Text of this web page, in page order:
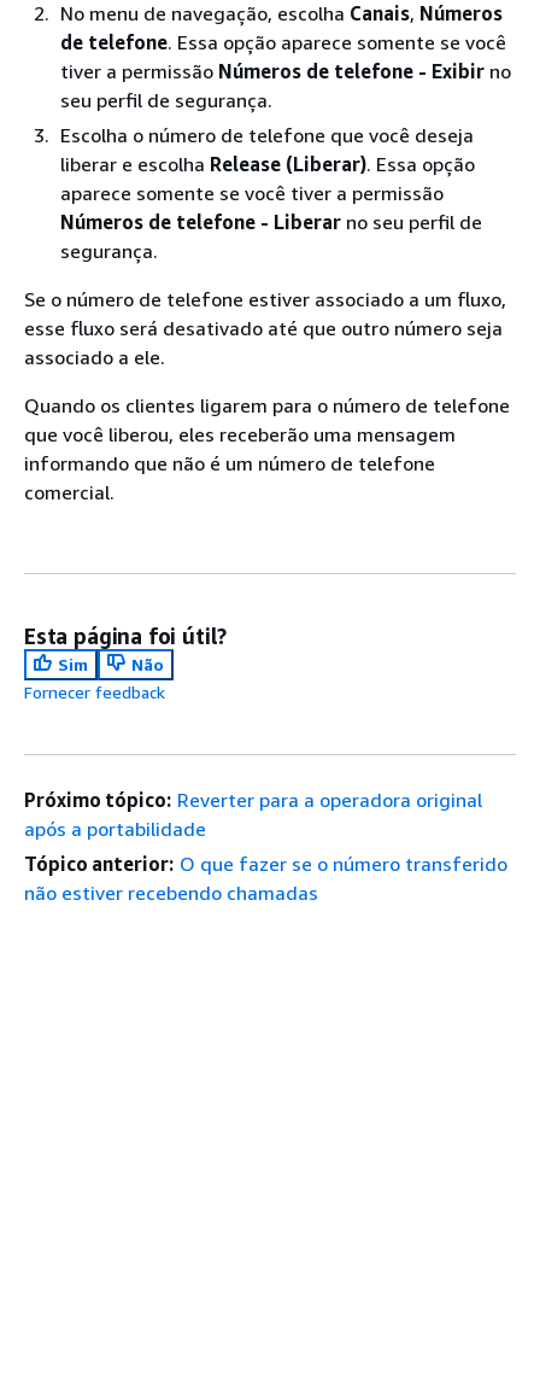
No menu de navegação, escolha Canais, Números
de telefone. Essa opção aparece somente se você
tiver a permissão Números de telefone - Exibir no
seu perfil de segurança.
Escolha o número de telefone que você deseja
liberar e escolha Release (Liberar). Essa opção
aparece somente se você tiver a permissão
Números de telefone - Liberar no seu perfil de
segurança.
Se o número de telefone estiver associado a um fluxo,
esse fluxo será desativado até que outro número seja
associado a ele.
Quando os clientes ligarem para o número de telefone
que você liberou, eles receberão uma mensagem
informando que não é um número de telefone
comercial.
Esta página foi útil?
Sim
Não
Fornecer feedback
Próximo tópico: Reverter para a operadora original
após a portabilidade
Tópico anterior: O que fazer se o número transferido
não estiver recebendo chamadas